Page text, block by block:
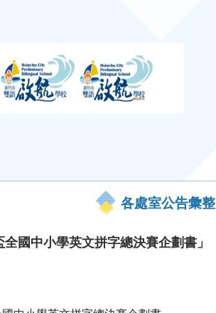
各處室公告彙整
國中小學英文拼字總決賽企劃書」